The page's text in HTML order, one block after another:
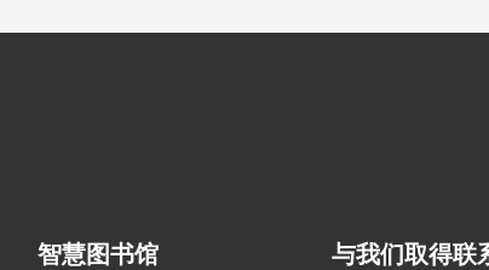
智慧图书馆 与我们取得联